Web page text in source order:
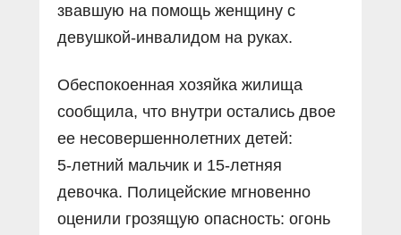
звавшую на помощь женщину с
девушкой-инвалидом на руках.
Обеспокоенная хозяйка жилища
сообщила, что внутри остались двое
ее несовершеннолетних детей:
5‑летний мальчик и 15‑летняя
девочка. Полицейские мгновенно
оценили грозящую опасность: огонь